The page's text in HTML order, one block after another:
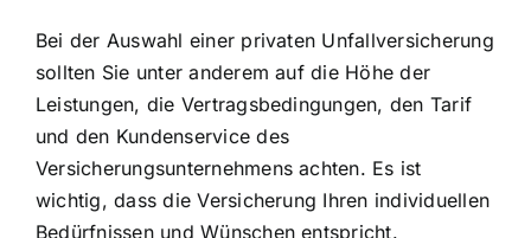
Bei der Auswahl einer privaten Unfallversicherung
sollten Sie unter anderem auf die Höhe der
Leistungen, die Vertragsbedingungen, den Tarif
und den Kundenservice des
Versicherungsunternehmens achten. Es ist
wichtig, dass die Versicherung Ihren individuellen
Bedürfnissen und Wünschen entspricht.